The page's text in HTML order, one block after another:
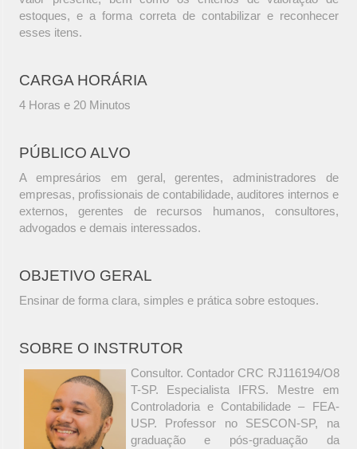
estoques, e a forma correta de contabilizar e reconhecer
esses itens.
CARGA HORÁRIA
4 Horas e 20 Minutos
PÚBLICO ALVO
A empresários em geral, gerentes, administradores de
empresas, profissionais de contabilidade, auditores internos e
externos, gerentes de recursos humanos, consultores,
advogados e demais interessados.
OBJETIVO GERAL
Ensinar de forma clara, simples e prática sobre estoques.
SOBRE O INSTRUTOR
Consultor. Contador CRC RJ116194/O8
T-SP. Especialista IFRS. Mestre em
Controladoria e Contabilidade – FEA-
USP. Professor no SESCON-SP, na
graduação e pós-graduação da